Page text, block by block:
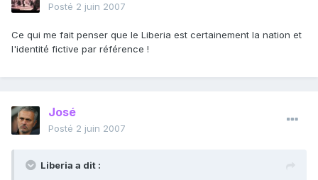
Posté 2 juin 2007
Ce qui me fait penser que le Liberia est certainement la nation et
l'identité fictive par référence !
José
Posté 2 juin 2007
Liberia a dit :